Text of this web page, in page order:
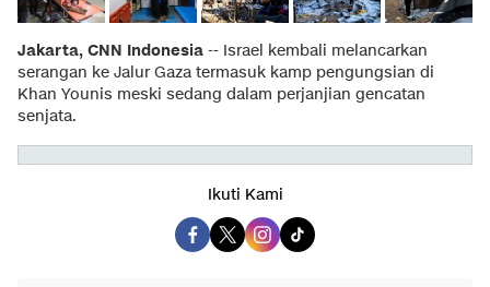
Jakarta, CNN Indonesia -- Israel kembali melancarkan
serangan ke Jalur Gaza termasuk kamp pengungsian di
Khan Younis meski sedang dalam perjanjian gencatan
senjata.
Ikuti Kami